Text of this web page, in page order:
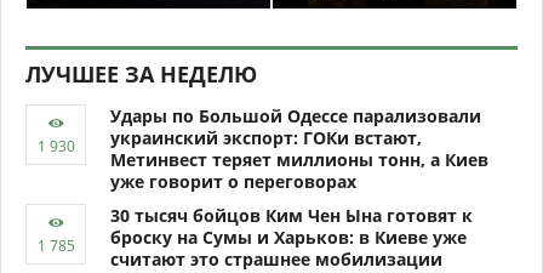
ЛУЧШЕЕ ЗА НЕДЕЛЮ
Удары по Большой Одессе парализовали
украинский экспорт: ГОКи встают,
Метинвест теряет миллионы тонн, а Киев
уже говорит о переговорах
30 тысяч бойцов Ким Чен Ына готовят к
броску на Сумы и Харьков: в Киеве уже
считают это страшнее мобилизации